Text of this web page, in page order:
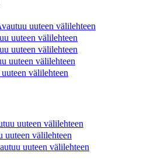
uuteen välilehteen
uuteen välilehteen
uuteen välilehteen
uuteen välilehteen
välilehteen
uuteen välilehteen
uuteen välilehteen
uuteen välilehteen